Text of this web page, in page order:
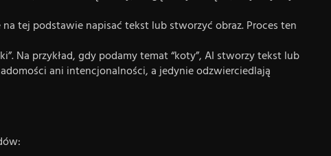
tej podstawie napisać tekst lub stworzyć obraz. Proces ten
Na przykład, gdy podamy temat “koty”, AI stworzy tekst lub
ani intencjonalności, a jedynie odzwierciedlają